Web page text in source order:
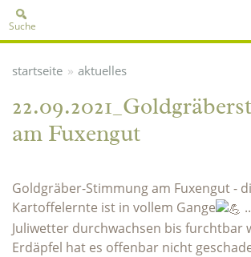
Suche
startseite » aktuelles
am Fuxengut
Goldgräber-Stimmung am Fuxengut -
Kartoffelernte ist in vollem Gange
Juliwetter durchwachsen bis furchtbar
Erdäpfel hat es offenbar nicht